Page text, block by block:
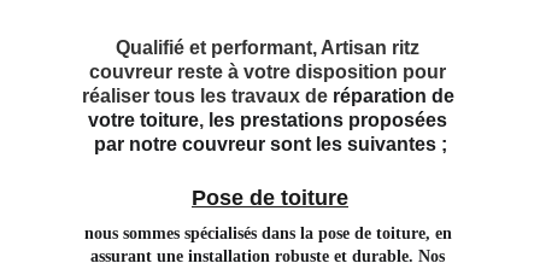
Qualifié et performant, Artisan ritz
couvreur reste à votre disposition pour
réaliser tous les travaux de réparation de
votre toiture, les prestations proposées
par notre couvreur sont les suivantes ;
Pose de toiture
nous sommes spécialisés dans la pose de toiture, en
assurant une installation robuste et durable. Nos